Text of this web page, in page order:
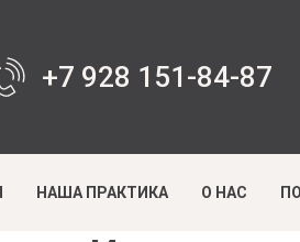
+7 928 151-84-87
НАША ПРАКТИКА О НАС